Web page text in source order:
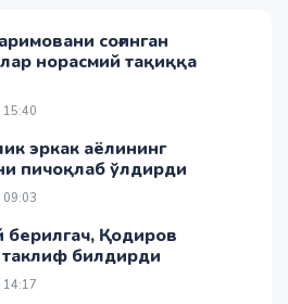
соғинган
норасмий тақиққа
эркак аёлининг
пичоқлаб ўлдирди
Қодиров
билдирди